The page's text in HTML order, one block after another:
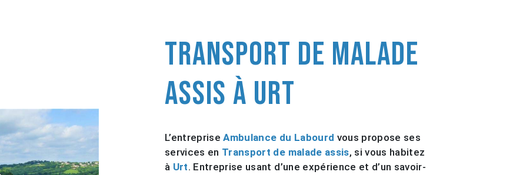
Transport de malade
assis à Urt
L’entrepriseAmbulance du Labourd vous propose ses
services en Transport de malade assis, si vous habitez
à Urt. Entreprise usant d’une expérience et d’un savoir-